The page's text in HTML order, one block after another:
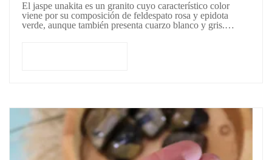
El jaspe unakita es un granito cuyo característico color
viene por su composición de feldespato rosa y epidota
verde, aunque también presenta cuarzo blanco y gris.